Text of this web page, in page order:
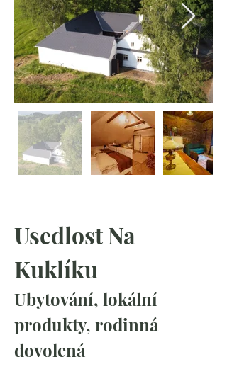
Usedlost Na
Kuklíku
Ubytování, lokální
produkty, rodinná
dovolená